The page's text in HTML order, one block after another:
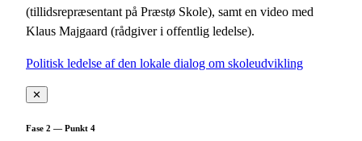
(tillidsrepræsentant på Præstø Skole), samt en video med
Klaus Majgaard (rådgiver i offentlig ledelse).
Politisk ledelse af den lokale dialog om skoleudvikling
✕
Fase 2 — Punkt 4